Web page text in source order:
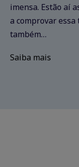
imensa. Estão aí
a comprovar
também…
Saiba mais